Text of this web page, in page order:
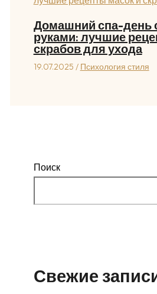
Домашний спа-день
руками: лучшие
скрабов для ухода
19.07.2025 / Психология стиля
Поиск
Свежие